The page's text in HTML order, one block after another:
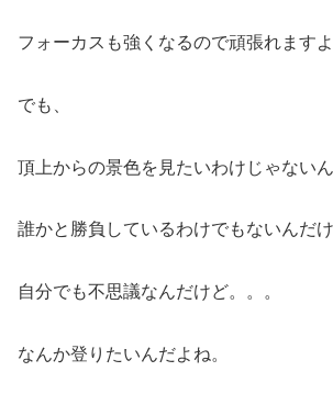
フォーカスも強くなるので頑張れますよ
でも、
頂上からの景色を見たいわけじゃない
誰かと勝負しているわけでもないんだ
自分でも不思議なんだけど。。。
なんか登りたいんだよね。